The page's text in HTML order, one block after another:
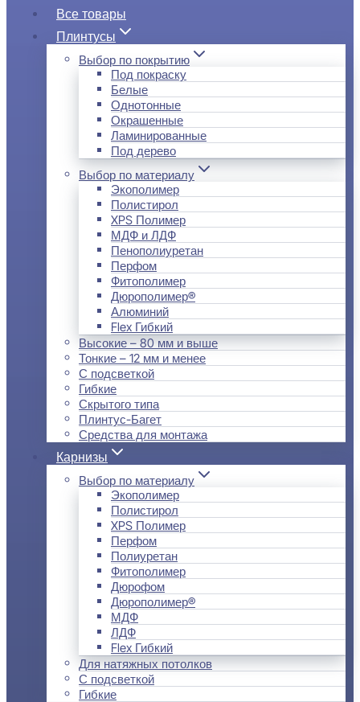
Все товары
Плинтусы
Выбор по покрытию
Под покраску
Белые
Однотонные
Окрашенные
Ламинированные
Под дерево
Выбор по материалу
Экополимер
Полистирол
XPS Полимер
МДФ и ЛДФ
Пенополиуретан
Перфом
Фитополимер
Дюрополимер®
Алюминий
Flex Гибкий
Высокие – 80 мм и выше
Тонкие – 12 мм и менее
С подсветкой
Гибкие
Скрытого типа
Плинтус-Багет
Средства для монтажа
Карнизы
Выбор по материалу
Экополимер
Полистирол
XPS Полимер
Перфом
Полиуретан
Фитополимер
Дюрофом
Дюрополимер®
МДФ
ЛДФ
Flex Гибкий
Для натяжных потолков
С подсветкой
Гибкие